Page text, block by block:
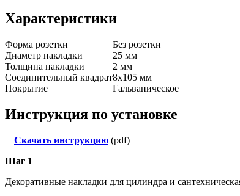
Характеристики
Форма розетки
Без розетки
Диаметр накладки
25 мм
Толщина накладки
2 мм
Соединительный квадрат8x105 мм
Покрытие
Гальваническое
Инструкция по установке
Скачать инструкцию (pdf)
Шаг 1
Декоративные накладки для цилиндра и